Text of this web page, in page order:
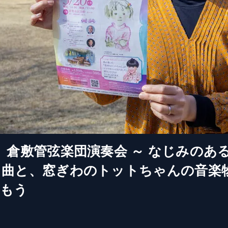
倉敷管弦楽団演奏会 ～ なじみのあ
と、窓ぎわのトットちゃんの音楽
う